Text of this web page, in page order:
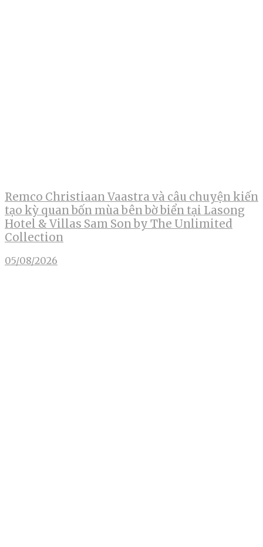
Remco Christiaan Vaastra và câu chuyện kiến
tạo kỳ quan bốn mùa bên bờ biển tại Lasong
Hotel & Villas Sam Son by The Unlimited
Collection
05/08/2026